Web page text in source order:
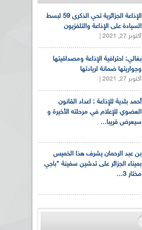
الإذاعة الجزائرية تحي الذكرى 59 لبسط
السيادة على الإذاعة والتلفزيون
أكتوبر 27, 2021 |
بغالي: احترافية الإذاعة ومصداقيتها
وجواريتها ضمانة لريادتها
أكتوبر 27, 2021 |
أحمد بلدية للإذاعة : اعداد القانون
العضوي للإعلام في مرحلته الأخيرة و
سيعرض قريبا...
بن عبد الرحمان يشرف هذا الخميس
بميناء الجزائر على تدشين سفينة "باجي
مختار 3...